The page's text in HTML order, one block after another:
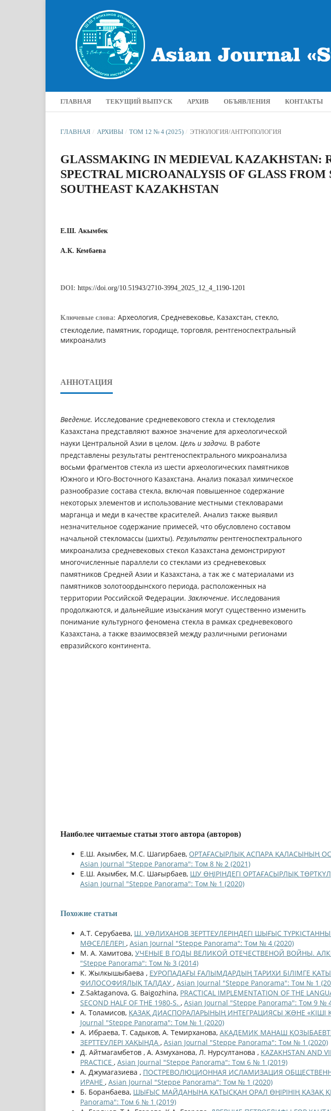
ГЛАВНАЯ ТЕКУЩИЙ ВЫПУСК АРХИВ ОБЪЯВЛЕНИЯ КОНТАКТЫ
ГЛАВНАЯ / АРХИВЫ / ТОМ 12 № 4 (2025) / ЭТНОЛОГИЯ/АНТРОПОЛОГИЯ
GLASSMAKING IN MEDIEVAL KAZAKHSTAN:
SPECTRAL MICROANALYSIS OF GLASS FROM
SOUTHEAST KAZAKHSTAN
Е.Ш. Акымбек
А.К. Кембаева
DOI: https://doi.org/10.51943/2710-3994_2025_12_4_1190-1201
Ключевые слова: Археология, Средневековье, Казахстан, стекло,
стеклоделие, памятник, городище, торговля, рентгеноспектральный
микроанализ
АННОТАЦИЯ
Введение. Исследование средневекового стекла и стеклоделия
Казахстана представляют важное значение для археологической
науки Центральной Азии в целом. Цель и задачи. В работе
представлены результаты рентгеноспектрального микроанализа
восьми фрагментов стекла из шести археологических памятников
Южного и Юго-Восточного Казахстана. Анализ показал химическое
разнообразие состава стекла, включая повышенное содержание
некоторых элементов и использование местными стекловарами
марганца и меди в качестве красителей. Анализ также выявил
незначительное содержание примесей, что обусловлено составом
начальной стекломассы (шихты). Результаты рентгеноспектрального
микроанализа средневековых стекол Казахстана демонстрируют
многочисленные параллели со стеклами из средневековых
памятников Средней Азии и Казахстана, а так же с материалами из
памятников золотоордынского периода, расположенных на
территории Российской Федерации. Заключение. Исследования
продолжаются, и дальнейшие изыскания могут существенно изменить
понимание культурного феномена стекла в рамках средневекового
Казахстана, а также взаимосвязей между различными регионами
евразийского континента.
Наиболее читаемые статьи этого автора (авторов)
Е.Ш. Акымбек, М.С. Шагирбаев, ОРТАҒАСЫРЛЫҚ АСПАРА ҚАЛАСЫНЫҢ
Asian Journal "Steppe Panorama": Том 8 № 2 (2021)
Е.Ш. Акымбек, М.С. Шағырбаев, ШУ ӨҢІРІНДЕГІ ОРТАҒАСЫРЛЫҚ
Asian Journal "Steppe Panorama": Том № 1 (2020)
Похожие статьи
А.Т. Серубаева, Ш. УƏЛИХАНОВ ЗЕРТТЕУЛЕРІНДЕГІ ШЫҒЫС
МƏСЕЛЕЛЕРІ , Asian Journal "Steppe Panorama": Том № 4 (2020)
М. А. Хамитова, УЧЕНЫЕ В ГОДЫ ВЕЛИКОЙ ОТЕЧЕСТВЕНОЙ ВОЙНЫ.
"Steppe Panorama": Том № 3 (2014)
К. Жылкышыбаева , ЕУРОПАДАҒЫ ҒАЛЫМДАРДЫҢ ТАРИХИ БІЛІМГЕ
ФИЛОСОФИЯЛЫҚ ТАЛДАУ , Asian Journal "Steppe Panorama": Том № 1
Z.Saktaganova, G. Baigozhina, PRACTICAL IMPLEMENTATION OF THE
SECOND HALF OF THE 1980-S. , Asian Journal "Steppe Panorama": Том 9 №
А. Толамисов, ҚАЗАҚ ДИАСПОРАЛАРЫНЫҢ ИНТЕГРАЦИЯСЫ ЖƏНЕ «КІШІ
Journal "Steppe Panorama": Том № 1 (2020)
А. Ибраева, Т. Садыков, А. Темирханова, АКАДЕМИК МАНАШ
ЗЕРТТЕУЛЕРІ ХАҚЫНДА , Asian Journal "Steppe Panorama": Том № 1 (2020)
Д. Айтмагамбетов , А. Азмуханова, Л. Нурсултанова , KAZAKHSTAN AND
PRACTICE , Asian Journal "Steppe Panorama": Том 6 № 1 (2019)
А. Джумагазиева , ПОСТРЕВОЛЮЦИОННАЯ ИСЛАМИЗАЦИЯ
ИРАНЕ , Asian Journal "Steppe Panorama": Том № 1 (2020)
Б. Боранбаева, ШЫҒЫС МАЙДАНЫНА ҚАТЫСҚАН ОРАЛ ӨҢІРІНІҢ ҚАЗАҚ
Panorama": Том 6 № 1 (2019)